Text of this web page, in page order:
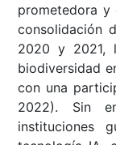
prometedora
consolidación
2020 y 2021,
biodiversidad
con una
2022). Sin
instituciones